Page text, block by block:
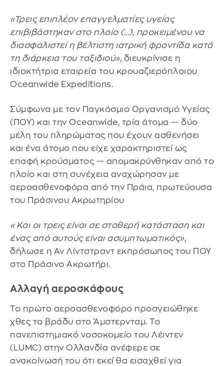
«Τρεις επιπλέον επαγγελματίες υγείας
επιβιβάστηκαν στο πλοίο (...), προκειμένου να
διασφαλιστεί η βέλτιστη ιατρική φροντίδα κατά
τη διάρκεια του ταξιδιού», διευκρίνισε η
ιδιοκτήτρια εταιρεία του κρουαζιερόπλοιου
Oceanwide Expeditions.
Σύμφωνα με τον Παγκόσμιο Οργανισμό Υγείας
(ΠΟΥ) και την Oceanwide, τρία άτομα — δύο
μέλη του πληρώματος που έχουν ασθενήσει
και ένα άτομο που είχε χαρακτηριστεί ως
επαφή κρούσματος — απομακρύνθηκαν από το
πλοίο και στη συνέχεια αναχώρησαν με
αεροασθενοφόρα από την Πράια, πρωτεύουσα
του Πράσινου Ακρωτηρίου
«Και οι τρεις είναι σε σταθερή κατάσταση και
ένας από αυτούς είναι ασυμπτωματικός»,
δήλωσε η Αν Λίντστραντ εκπρόσωπος του ΠΟΥ
στο Πράσινο Ακρωτήρι.
Αλλαγή αεροσκάφους
Το πρώτο αεροασθενοφόρο προσγειώθηκε
χθες το βράδυ στο Άμστερνταμ. Το
πανεπιστημιακό νοσοκομείo του Λέιντεν
(LUMC) στην Ολλανδία ανέφερε σε
ανακοίνωσή του ότι εκεί θα εισαχθεί για